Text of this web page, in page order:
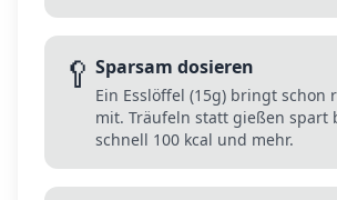
🥄 Sparsam dosieren
Ein Esslöffel (15g) bringt schon
mit. Träufeln statt gießen spart
schnell 100 kcal und mehr.